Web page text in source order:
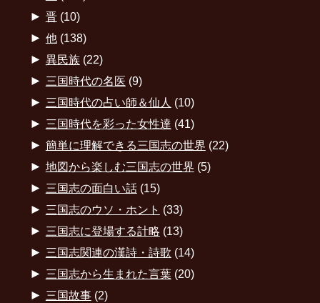
► 晋(10)
► 他(138)
► 異民族(22)
► 三国時代の名医 (9)
► 三国時代の占い師＆仙人 (10)
► 三国時代を彩った女性達 (41)
► 簡単に理解できる三国志の世界 (22)
► 地図から楽しむ三国志の世界 (5)
► 三国志の面白い話(15)
► 三国志のウソ・ホント (33)
► 三国志に登場する計略 (13)
► 三国志関連の漢詩・詩歌 (14)
► 三国志から生まれた言葉(20)
► 三国故事(2)